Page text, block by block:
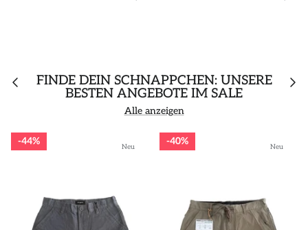
FINDE DEIN SCHNÄPPCHEN: UNSERE
BESTEN ANGEBOTE IM SALE
Alle anzeigen
Neu
44% Neu
40%